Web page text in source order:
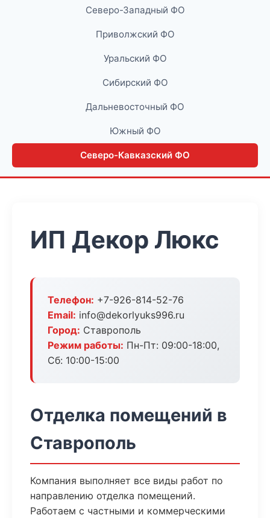
Северо-Западный ФО
Приволжский ФО
Уральский ФО
Сибирский ФО
Дальневосточный ФО
Южный ФО
Северо-Кавказский ФО
ИП Декор Люкс
Телефон: +7-926-814-52-76
Email: info@dekorlyuks996.ru
Город: Ставрополь
Режим работы: Пн-Пт: 09:00-18:00,
Сб: 10:00-15:00
Отделка помещений в
Ставрополь
Компания выполняет все виды работ по
направлению отделка помещений.
Работаем с частными и коммерческими